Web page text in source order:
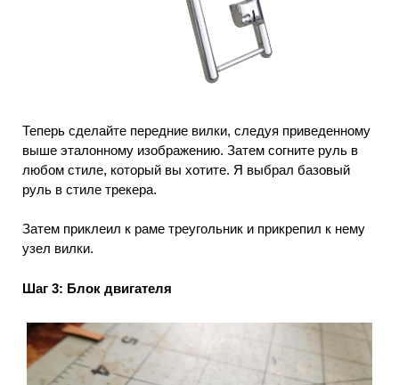
Теперь сделайте передние вилки, следуя приведенному
выше эталонному изображению. Затем согните руль в
любом стиле, который вы хотите. Я выбрал базовый
руль в стиле трекера.
Затем приклеил к раме треугольник и прикрепил к нему
узел вилки.
Шаг 3: Блок двигателя